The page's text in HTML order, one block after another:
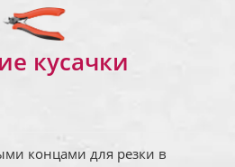
кусачки
концами для резки в